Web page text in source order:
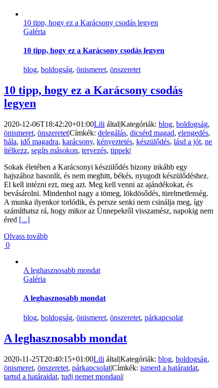
10 tipp, hogy ez a Karácsony csodás legyen
Galéria
10 tipp, hogy ez a Karácsony csodás legyen
blog, boldogság, önismeret, önszeretet
10 tipp, hogy ez a Karácsony csodás
legyen
2020-12-06T18:42:20+01:00Lili által|Kategóriák: blog, boldogság,
önismeret, önszeretet|Címkék: delegálás, dicsérd magad, elengedés,
hála, idő magadra, karácsony, kényeztetés, készülődés, lásd a jót, ne
ítélkezz, segíts másokon, tervezés, tippek|
Sokak életében a Karácsonyi készülődés bizony inkább egy
hajszához hasonlít, és nem meghitt, békés, nyugodt készülődéshez.
El kell intézni ezt, meg azt. Meg kell venni az ajándékokat, és
bevásárolni. Mindenhol nagy a tömeg, lökdösődés, türelmetlenség.
A munka ilyenkor torlódik, és persze senki nem csinálja meg, így
számíthatsz rá, hogy mikor az Ünnepekről visszamész, napokig nem
éred [...]
Olvass tovább
0
A leghasznosabb mondat
Galéria
A leghasznosabb mondat
blog, boldogság, önismeret, önszeretet, párkapcsolat
A leghasznosabb mondat
2020-11-25T20:40:15+01:00Lili által|Kategóriák: blog, boldogság,
önismeret, önszeretet, párkapcsolat|Címkék: ismerd a határaidat,
tartsd a határaidat, tudj nemet mondani|